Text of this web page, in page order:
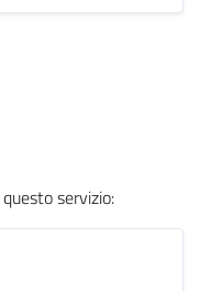
servizio: